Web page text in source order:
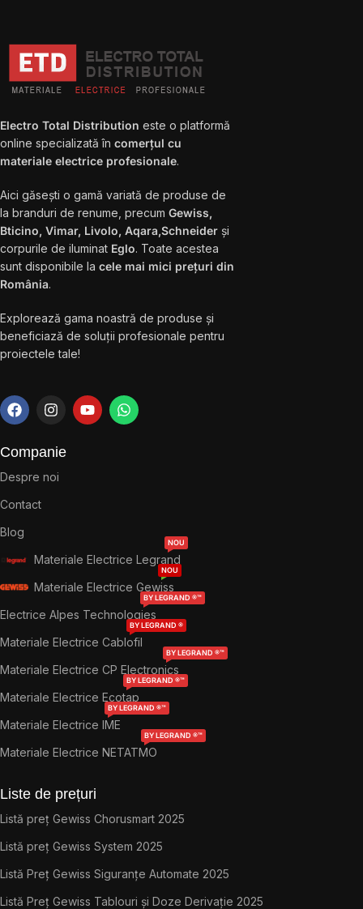
Electro Total Distribution este o platformă
online specializată în comerțul cu
materiale electrice profesionale.
Aici găsești o gamă variată de produse de
la branduri de renume, precum Gewiss,
Bticino, Vimar, Livolo, Aqara,Schneider și
corpurile de iluminat Eglo. Toate acestea
sunt disponibile la cele mai mici prețuri din
România.
Explorează gama noastră de produse și
beneficiază de soluții profesionale pentru
proiectele tale!
Companie
Despre noi
Contact
Blog
Materiale Electrice Legrand
NOU
Materiale Electrice Gewiss
NOU
Electrice Alpes Technologies
BY LEGRAND ®™
Materiale Electrice Cablofil
BY LEGRAND ®
Materiale Electrice CP Electronics
BY LEGRAND ®™
Materiale Electrice Ecotap
BY LEGRAND ®™
Materiale Electrice IME
BY LEGRAND ®™
Materiale Electrice NETATMO
BY LEGRAND ®™
Liste de prețuri
Listă preț Gewiss Chorusmart 2025
Listă preț Gewiss System 2025
Listă Preț Gewiss Siguranțe Automate 2025
Listă Preț Gewiss Tablouri și Doze Derivație 2025